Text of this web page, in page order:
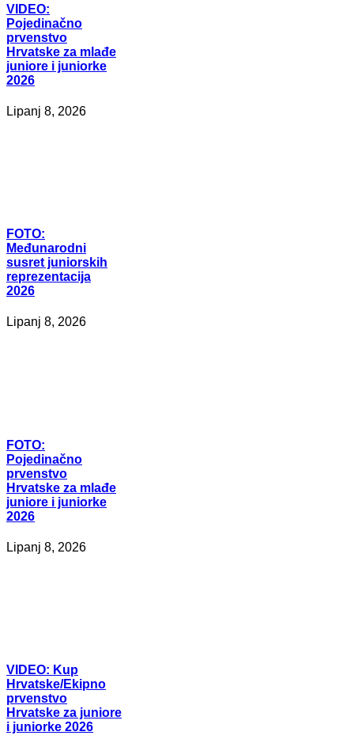
VIDEO:
Pojedinačno
prvenstvo
Hrvatske za mlađe
juniore i juniorke
2026
Lipanj 8, 2026
FOTO:
Međunarodni
susret juniorskih
reprezentacija
2026
Lipanj 8, 2026
FOTO:
Pojedinačno
prvenstvo
Hrvatske za mlađe
juniore i juniorke
2026
Lipanj 8, 2026
VIDEO: Kup
Hrvatske/Ekipno
prvenstvo
Hrvatske za juniore
i juniorke 2026